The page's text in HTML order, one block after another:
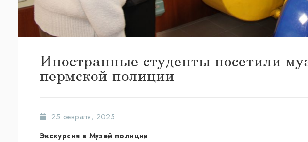
Иностранные студенты посетили
пермской полиции
25 февраля, 2025
Экскурсия в Музей полиции